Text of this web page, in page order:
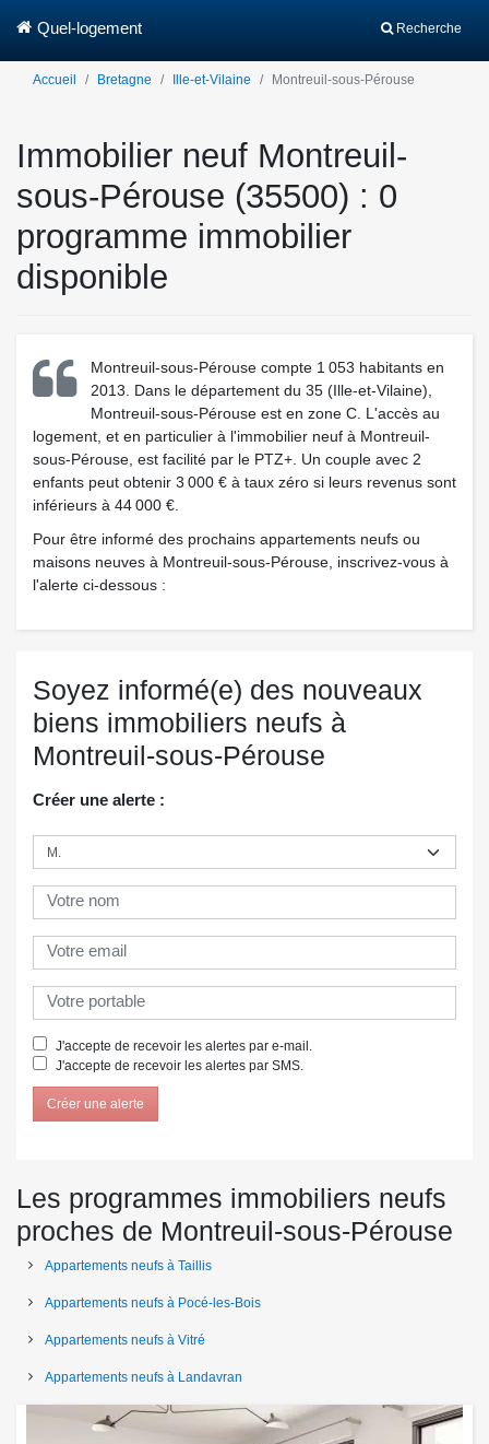
Recherche
Quel-logement
Accueil Bretagne Ille-et-Vilaine Montreuil-sous-Pérouse
Immobilier neuf Montreuil-
sous-Pérouse (35500) : 0
programme immobilier
disponible
Montreuil-sous-Pérouse compte 1 053 habitants en
2013. Dans le département du 35 (Ille-et-Vilaine),
Montreuil-sous-Pérouse est en zone C. L'accès au
logement, et en particulier à l'immobilier neuf à Montreuil-
sous-Pérouse, est facilité par le PTZ+. Un couple avec 2
enfants peut obtenir 3 000 € à taux zéro si leurs revenus sont
inférieurs à 44 000 €.
Pour être informé des prochains appartements neufs ou
maisons neuves à Montreuil-sous-Pérouse, inscrivez-vous à
l'alerte ci-dessous :
Soyez informé(e) des nouveaux
biens immobiliers neufs à
Montreuil-sous-Pérouse
Créer une alerte :
J'accepte de recevoir les alertes par e-mail.
J'accepte de recevoir les alertes par SMS.
Créer une alerte
Les programmes immobiliers neufs
proches de Montreuil-sous-Pérouse
Appartements neufs à Taillis
Appartements neufs à Pocé-les-Bois
Appartements neufs à Vitré
Appartements neufs à Landavran